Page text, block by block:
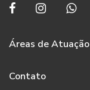
Áreas de Atuação
Contato